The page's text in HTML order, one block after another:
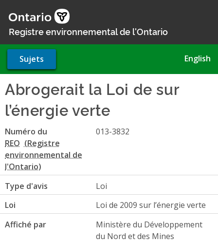
au
contenu
Registre environnemental de l'Ontario
Sujets English
Abrogerait la Loi de sur
l’énergie verte
Numéro du
REO
013-3832
Type d'avis
Loi
Loi
Loi de 2009 sur l’énergie verte
Affiché par
Ministère du Développement
du Nord et des Mines